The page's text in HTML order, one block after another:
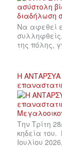
Να αφεθεί
της πόλης,
Η ΑΝΤΑΡΣΥΑ
Την Τρίτη
κηδεία
Ιουλίου